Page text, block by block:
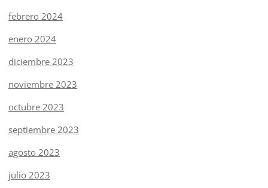
febrero 2024
enero 2024
diciembre 2023
noviembre 2023
octubre 2023
septiembre 2023
agosto 2023
julio 2023